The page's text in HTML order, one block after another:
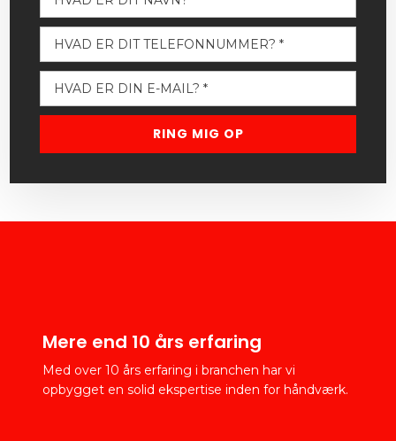
Mere end 10 års erfaring
Med over 10 års erfaring i branchen har vi
opbygget en solid ekspertise inden for håndværk.